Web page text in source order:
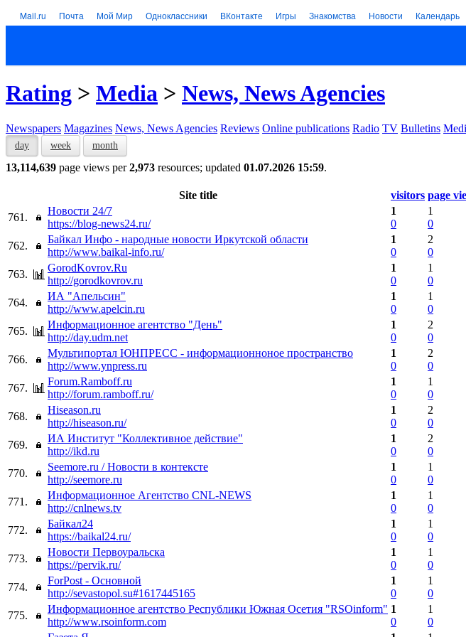
Mail.ru Почта Мой Мир Одноклассники ВКонтакте Игры Знакомства Новости Календарь
Rating > Media > News, News Agencies
Newspapers Magazines News, News Agencies Reviews Online publications Radio TV Bulletins
day week month
13,114,639 page views per2,973 resources; updated 01.07.2026 15:59.
Site title visitors page
761.
Новости 24/7
https://blog-news24.ru/
1
0
1
0
762.
Байкал Инфо - народные новости Иркутской области
http://www.baikal-info.ru/
1
0
2
0
763.
GorodKovrov.Ru
http://gorodkovrov.ru
1
0
1
0
764.
ИА "Апельсин"
http://www.apelcin.ru
1
0
1
0
765.
Информационное агентство "День"
http://day.udm.net
1
0
2
0
766.
Мультипортал ЮНПРЕСС - информационноное пространство
http://www.ynpress.ru
1
0
2
0
767.
Forum.Ramboff.ru
http://forum.ramboff.ru/
1
0
1
0
768.
Hiseason.ru
http://hiseason.ru/
1
0
2
0
769.
ИА Институт "Коллективное действие"
http://ikd.ru
1
0
2
0
770.
Seemore.ru / Новости в контексте
http://seemore.ru
1
0
1
0
771.
Информационное Агентство CNL-NEWS
http://cnlnews.tv
1
0
1
0
772.
Байкал24
https://baikal24.ru/
1
0
1
0
773.
Новости Первоуральска
https://pervik.ru/
1
0
1
0
774.
ForPost - Основной
http://sevastopol.su#1617445165
1
0
1
0
775.
Информационное агентство Республики Южная Осетия "RSOinform"
http://www.rsoinform.com
1
0
1
0